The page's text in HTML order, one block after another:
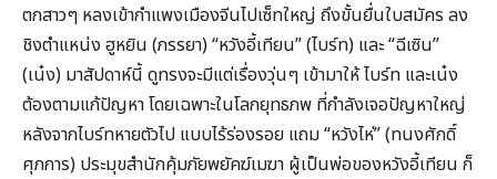
ตกสาวๆ หลงเข้ากำแพงเมืองจีนไปเซ็ทใหญ่ ถึงขั้นยื่นใบสมัคร ลง
ชิงตำแหน่ง ฮูหยิน (ภรรยา) “หวังอี้เทียน” (ไบร์ท) และ “ฉีเซิน”
(เน๋ง) มาสัปดาห์นี้ ดูทรงจะมีแต่เรื่องวุ่นๆ เข้ามาให้ ไบร์ท และเน๋ง
ต้องตามแก้ปัญหา โดยเฉพาะในโลกยุทธภพ ที่กำลังเจอปัญหาใหญ่
หลังจากไบร์ทหายตัวไป แบบไร้ร่องรอย แถม “หวังไห่” (ทนงศักดิ์
ศุภการ) ประมุขสำนักคุ้มภัยพยัคฆ์เมฆา ผู้เป็นพ่อของหวังอี้เทียน ก็